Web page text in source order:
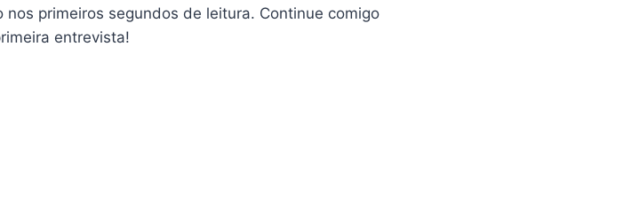
primeiros segundos de leitura. Continue comigo
entrevista!